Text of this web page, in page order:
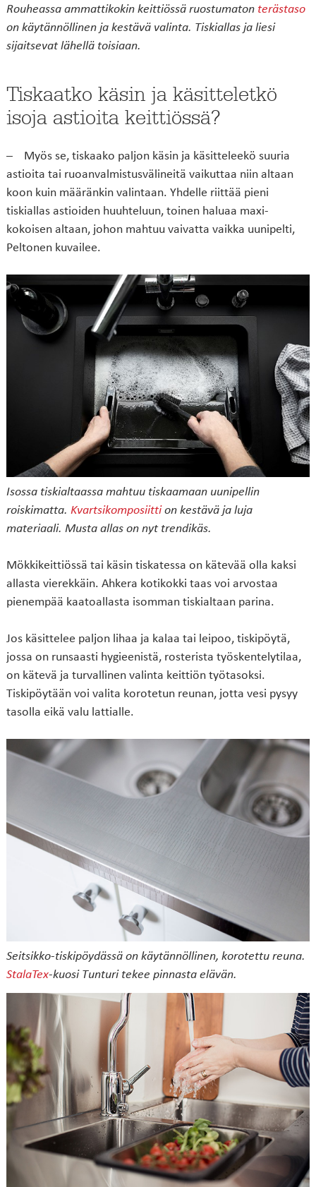
Rouheassa ammattikokin keittiössä ruostumaton terästaso
on käytännöllinen ja kestävä valinta. Tiskiallas ja liesi
sijaitsevat lähellä toisiaan.
Tiskaatko käsin ja käsitteletkö
isoja astioita keittiössä?
– Myös se, tiskaako paljon käsin ja käsitteleekö suuria
astioita tai ruoanvalmistusvälineitä vaikuttaa niin altaan
koon kuin määränkin valintaan. Yhdelle riittää pieni
tiskiallas astioiden huuhteluun, toinen haluaa maxi-
kokoisen altaan, johon mahtuu vaivatta vaikka uunipelti,
Peltonen kuvailee.
Isossa tiskialtaassa mahtuu tiskaamaan uunipellin
roiskimatta. Kvartsikomposiittion kestävä ja luja
materiaali. Musta allas on nyt trendikäs.
Mökkikeittiössä tai käsin tiskatessa on kätevää olla kaksi
allasta vierekkäin. Ahkera kotikokki taas voi arvostaa
pienempää kaatoallasta isomman tiskialtaan parina.
Jos käsittelee paljon lihaa ja kalaa tai leipoo, tiskipöytä,
jossa on runsaasti hygieenistä, rosterista työskentelytilaa,
on kätevä ja turvallinen valinta keittiön työtasoksi.
Tiskipöytään voi valita korotetun reunan, jotta vesi pysyy
tasolla eikä valu lattialle.
Seitsikko-tiskipöydässä on käytännöllinen, korotettu reuna.
StalaTex-kuosi Tunturi tekee pinnasta elävän.